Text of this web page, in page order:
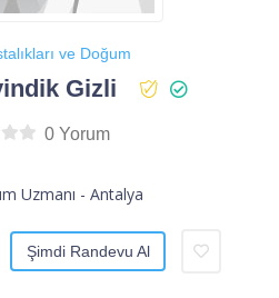
ve Doğum
Gizli
0 Yorum
Uzmanı - Antalya
Şimdi Randevu Al